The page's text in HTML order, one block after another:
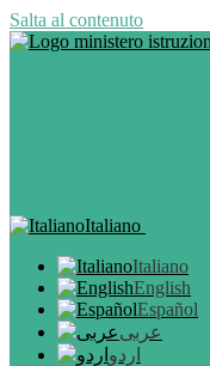
Salta al contenuto
Italiano
Italiano
English
Español
عربى
اردو